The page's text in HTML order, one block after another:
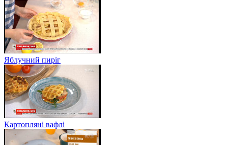
Яблучний пиріг
Картопляні вафлі